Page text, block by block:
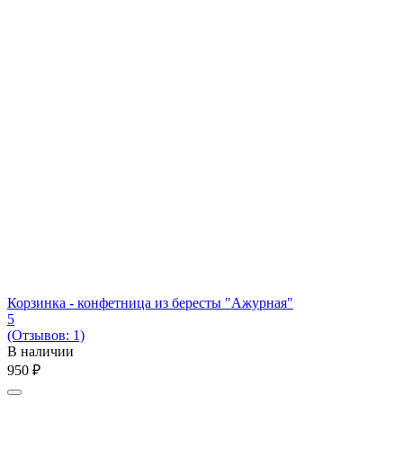
Корзинка - конфетница из бересты "Ажурная"
5
(Отзывов: 1)
В наличии
‍950‍ ₽